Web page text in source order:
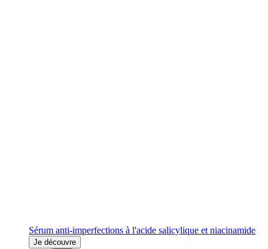
Sérum anti-imperfections à l'acide salicylique et niacinamide
Je découvre